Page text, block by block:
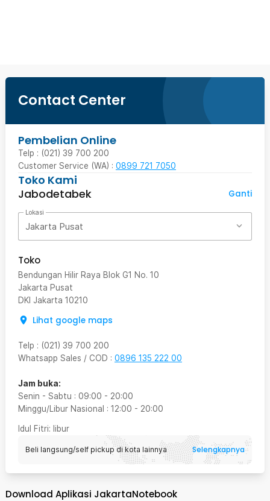
Contact Center
Pembelian Online
Telp : (021) 39 700 200
Customer Service (WA) : 0899 721 7050
Toko Kami
Jabodetabek
Ganti
Lokasi
Jakarta Pusat
Toko
Bendungan Hilir Raya Blok G1 No. 10
Jakarta Pusat
DKI Jakarta 10210
Lihat google maps
Telp : (021) 39 700 200
Whatsapp Sales / COD : 0896 135 222 00
Jam buka:
Senin - Sabtu : 09:00 - 20:00
Minggu/Libur Nasional : 12:00 - 20:00
Idul Fitri: libur
Beli langsung/self pickup di kota lainnya Selengkapnya
Download Aplikasi JakartaNotebook